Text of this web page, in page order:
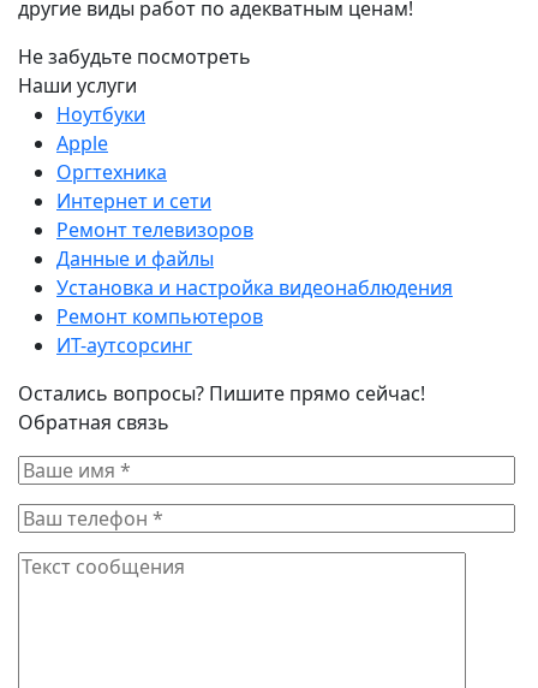
другие виды работ по адекватным ценам!
Не забудьте посмотреть
Наши услуги
Ноутбуки
Apple
Оргтехника
Интернет и сети
Ремонт телевизоров
Данные и файлы
Установка и настройка видеонаблюдения
Ремонт компьютеров
ИТ-аутсорсинг
Остались вопросы? Пишите прямо сейчас!
Обратная связь